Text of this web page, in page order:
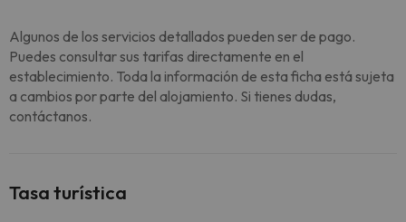
Algunos de los servicios detallados pueden ser de pago.
Puedes consultar sus tarifas directamente en el
establecimiento. Toda la información de esta ficha está sujeta
a cambios por parte del alojamiento. Si tienes dudas,
contáctanos.
Tasa turística